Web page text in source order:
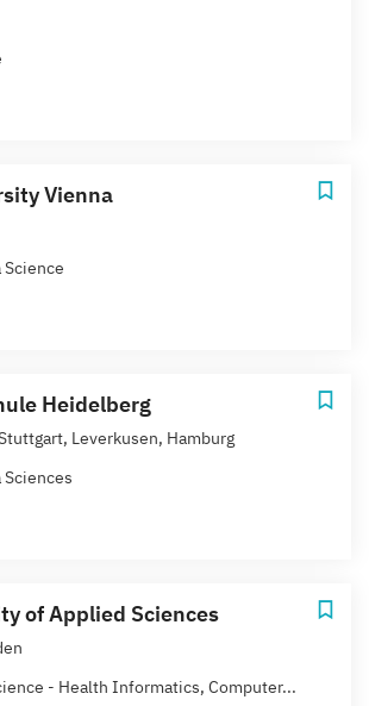
Vienna
Science
Heidelberg
Leverkusen, Hamburg
of Applied Sciences
- Health Informatics, Computer...